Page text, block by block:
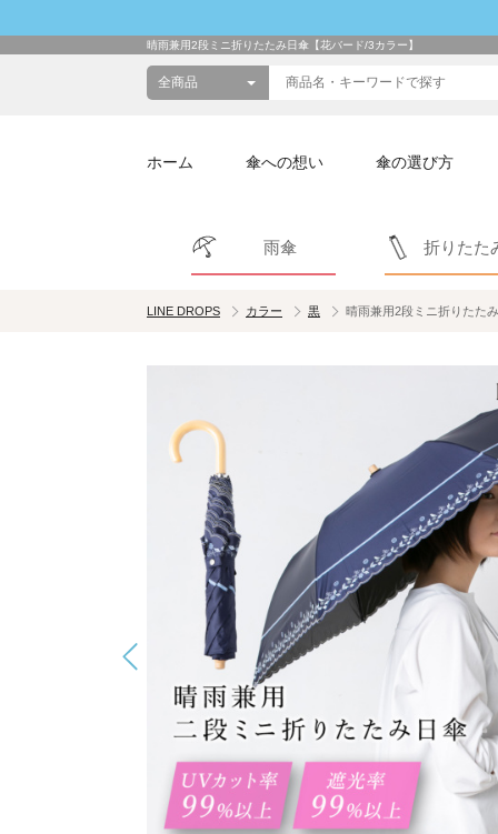
晴雨兼用2段ミニ折りたたみ日傘【花バード/3カラー】
ホーム 傘への想い 傘の選び方
雨傘 折りたた
LINE DROPS カラー 黒 晴雨兼用2段ミニ折りたた